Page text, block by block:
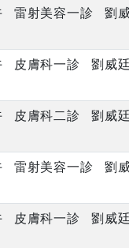
射美容一診 劉
膚科一診 劉威
膚科二診 劉威
射美容一診 劉
膚科一診 劉威